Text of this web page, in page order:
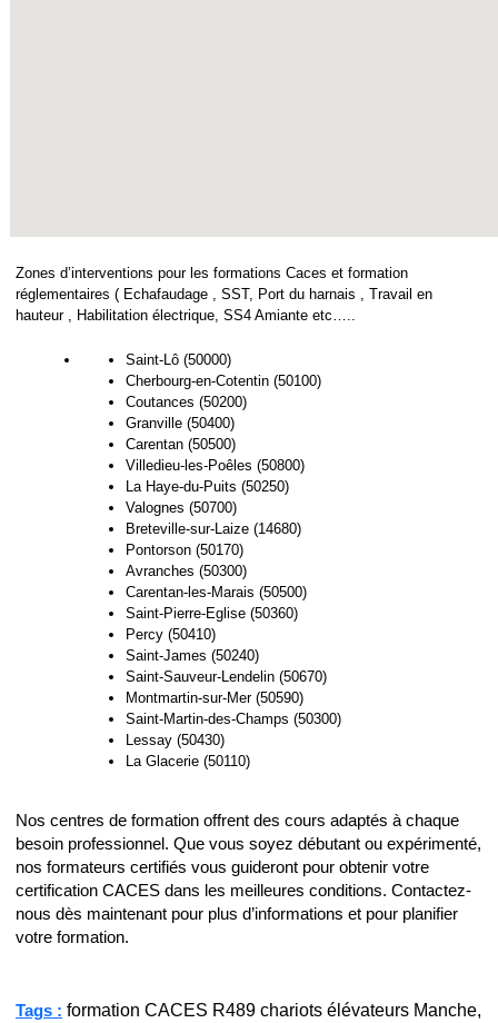
Zones d’interventions pour les formations Caces et formation
réglementaires ( Echafaudage , SST, Port du harnais , Travail en
hauteur , Habilitation électrique, SS4 Amiante etc…..
Saint-Lô (50000)
Cherbourg-en-Cotentin (50100)
Coutances (50200)
Granville (50400)
Carentan (50500)
Villedieu-les-Poêles (50800)
La Haye-du-Puits (50250)
Valognes (50700)
Breteville-sur-Laize (14680)
Pontorson (50170)
Avranches (50300)
Carentan-les-Marais (50500)
Saint-Pierre-Eglise (50360)
Percy (50410)
Saint-James (50240)
Saint-Sauveur-Lendelin (50670)
Montmartin-sur-Mer (50590)
Saint-Martin-des-Champs (50300)
Lessay (50430)
La Glacerie (50110)
Nos centres de formation offrent des cours adaptés à chaque
besoin professionnel. Que vous soyez débutant ou expérimenté,
nos formateurs certifiés vous guideront pour obtenir votre
certification CACES dans les meilleures conditions. Contactez-
nous dès maintenant pour plus d’informations et pour planifier
votre formation.
Tags : formation CACES R489 chariots élévateurs Manche,